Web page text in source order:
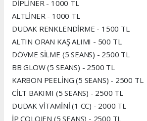
DİPLİNER - 1000 TL
ALTLİNER - 1000 TL
DUDAK RENKLENDİRME - 1500 TL
ALTIN ORAN KAŞ ALIMI - 500 TL
DÖVME SİLME (5 SEANS) - 2500 TL
BB GLOW (5 SEANS) - 2500 TL
KARBON PEELİNG (5 SEANS) - 2500 TL
CİLT BAKIMI (5 SEANS) - 2500 TL
DUDAK VİTAMİNİ (1 CC) - 2000 TL
İP COLOJEN (5 SEANS) - 2500 TL